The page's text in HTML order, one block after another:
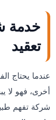
خدمة
تعقيد
عندما يحتاج
أخرى، فهو
شركة تفهم